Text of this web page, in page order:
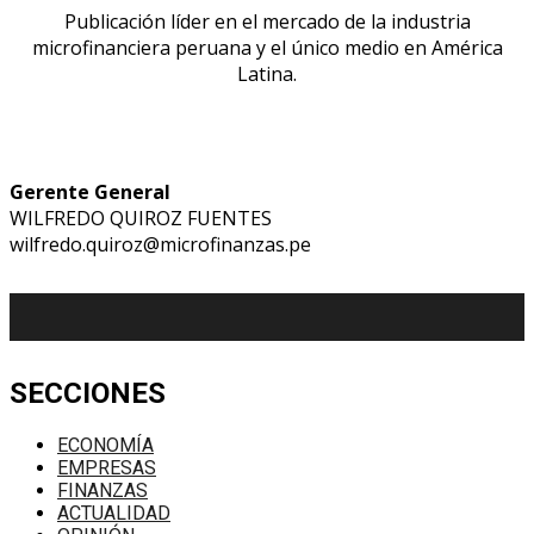
Publicación líder en el mercado de la industria
microfinanciera peruana y el único medio en América
Latina.
Gerente General
WILFREDO QUIROZ FUENTES
wilfredo.quiroz@microfinanzas.pe
SECCIONES
ECONOMÍA
EMPRESAS
FINANZAS
ACTUALIDAD